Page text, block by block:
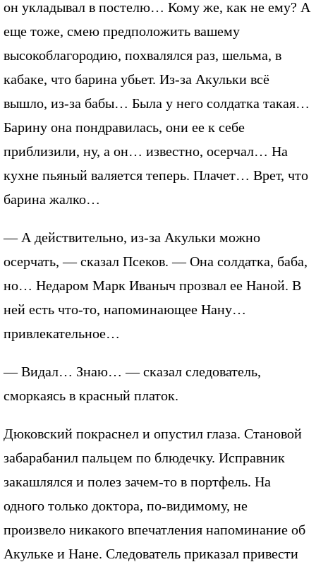
он укладывал в постелю… Кому же, как не ему? А
еще тоже, смею предположить вашему
высокоблагородию, похвалялся раз, шельма, в
кабаке, что барина убьет. Из-за Акульки всё
вышло, из-за бабы… Была у него солдатка такая…
Барину она пондравилась, они ее к себе
приблизили, ну, а он… известно, осерчал… На
кухне пьяный валяется теперь. Плачет… Врет, что
барина жалко…
— А действительно, из-за Акульки можно
осерчать, — сказал Псеков. — Она солдатка, баба,
но… Недаром Марк Иваныч прозвал ее Наной. В
ней есть что-то, напоминающее Нану…
привлекательное…
— Видал… Знаю… — сказал следователь,
сморкаясь в красный платок.
Дюковский покраснел и опустил глаза. Становой
забарабанил пальцем по блюдечку. Исправник
закашлялся и полез зачем-то в портфель. На
одного только доктора, по-видимому, не
произвело никакого впечатления напоминание об
Акульке и Нане. Следователь приказал привести